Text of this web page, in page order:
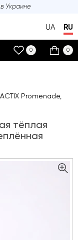
Украине
UA RU
0 0
Promenade,
тёплая